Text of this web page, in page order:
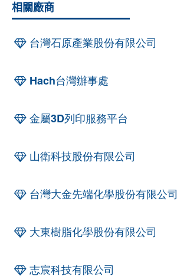
相關廠商
台灣石原產業股份有限公司
Hach台灣辦事處
金屬3D列印服務平台
山衛科技股份有限公司
台灣大金先端化學股份有限公司
大東樹脂化學股份有限公司
志宸科技有限公司